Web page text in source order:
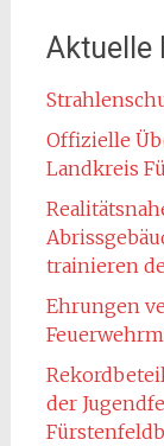
Aktuelle
Offizielle
Landkreis
trainieren
Ehrungen
der